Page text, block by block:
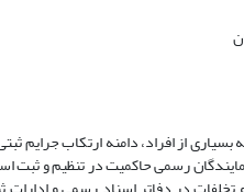
از افراد، دامنه ارتکاب جرایم
رسمی حاکمیت در تنظیم و ثبت